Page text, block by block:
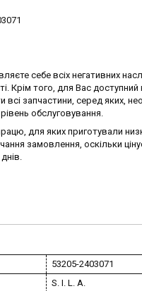
себе всіх негативних
Крім того, для Вас
запчастини, серед яких,
обслуговування.
для яких приготували
замовлення, оскільки
53205-2403071
S. I. L. A.